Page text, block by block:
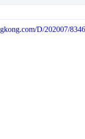
D/202007/